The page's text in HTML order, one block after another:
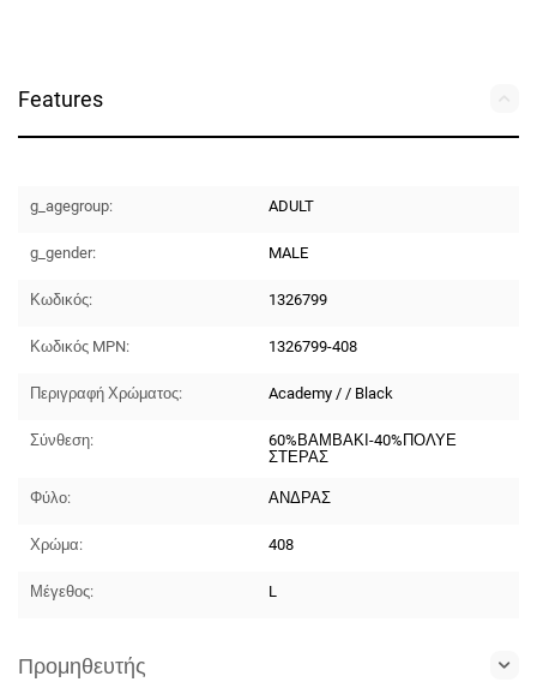
Features
g_agegroup: ADULT
g_gender: MALE
Κωδικός: 1326799
Κωδικός MPN: 1326799-408
Περιγραφή Χρώματος: Academy / / Black
Σύνθεση:
60%ΒΑΜΒΑΚΙ-40%ΠΟΛΥΕ
ΣΤΕΡΑΣ
Φύλο: ΑΝΔΡΑΣ
Χρώμα: 408
Μέγεθος: L
Προμηθευτής